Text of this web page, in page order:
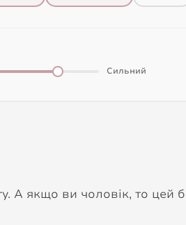
Сильний
А якщо ви чоловік, то цей